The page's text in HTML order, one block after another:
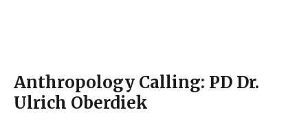
Anthropology Calling: PD Dr.
Ulrich Oberdiek